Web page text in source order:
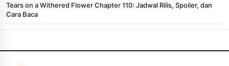
Tears on a Withered Flower Chapter 110: Jadwal Rilis, Spoiler, dan
Cara Baca